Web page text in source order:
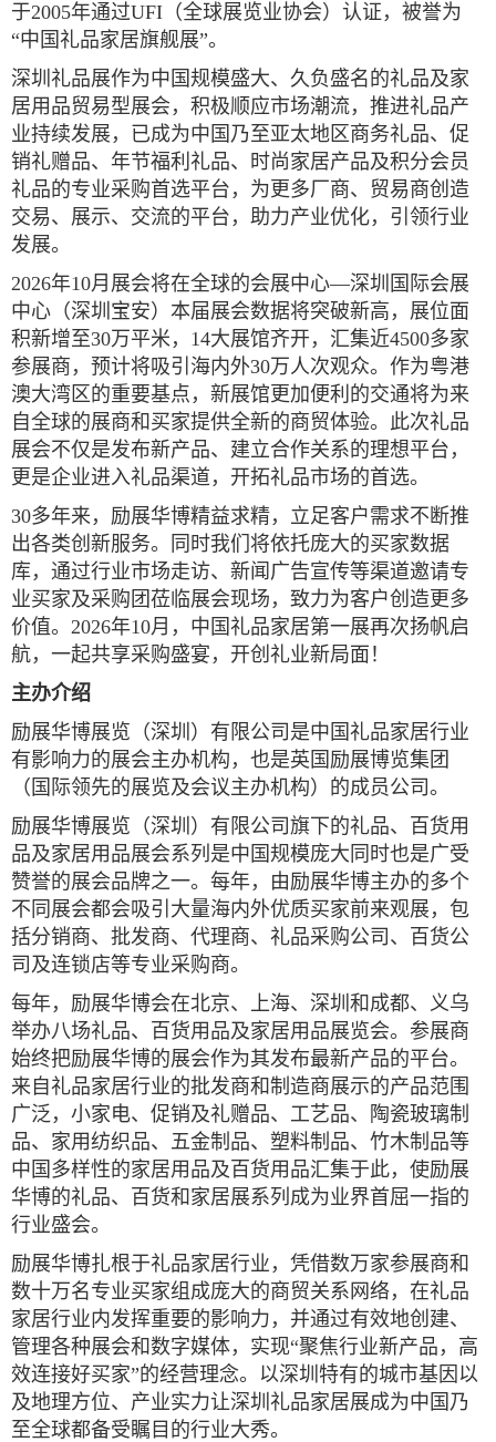
于2005年通过UFI （全球展览业协会）认证，被誉为
“中国礼品家居旗舰展”。
深圳礼品展作为中国规模盛大、久负盛名的礼品及家
居用品贸易型展会，积极顺应市场潮流，推进礼品产
业持续发展，已成为中国乃至亚太地区商务礼品、促
销礼赠品、年节福利礼品、时尚家居产品及积分会员
礼品的专业采购首选平台，为更多厂商、贸易商创造
交易、展示、交流的平台，助力产业优化，引领行业
发展。
2026年10月展会将在全球的会展中心—深圳国际会展
中心（深圳宝安）本届展会数据将突破新高，展位面
积新增至30万平米， 14大展馆齐开，汇集近4500多家
参展商，预计将吸引海内外30万人次观众。作为粤港
澳大湾区的重要基点，新展馆更加便利的交通将为来
自全球的展商和买家提供全新的商贸体验。此次礼品
展会不仅是发布新产品、建立合作关系的理想平台，
更是企业进入礼品渠道，开拓礼品市场的首选。
30多年来，励展华博精益求精，立足客户需求不断推
出各类创新服务。同时我们将依托庞大的买家数据
库，通过行业市场走访、新闻广告宣传等渠道邀请专
业买家及采购团莅临展会现场，致力为客户创造更多
价值。 2026年10月，中国礼品家居第一展再次扬帆启
航，一起共享采购盛宴，开创礼业新局面！
主办介绍
励展华博展览（深圳）有限公司是中国礼品家居行业
有影响力的展会主办机构，也是英国励展博览集团
（国际领先的展览及会议主办机构）的成员公司。
励展华博展览（深圳）有限公司旗下的礼品、百货用
品及家居用品展会系列是中国规模庞大同时也是广受
赞誉的展会品牌之一。每年，由励展华博主办的多个
不同展会都会吸引大量海内外优质买家前来观展，包
括分销商、批发商、代理商、礼品采购公司、百货公
司及连锁店等专业采购商。
每年，励展华博会在北京、上海、深圳和成都、义乌
举办八场礼品、百货用品及家居用品展览会。参展商
始终把励展华博的展会作为其发布最新产品的平台。
来自礼品家居行业的批发商和制造商展示的产品范围
广泛，小家电、促销及礼赠品、工艺品、陶瓷玻璃制
品、家用纺织品、五金制品、塑料制品、竹木制品等
中国多样性的家居用品及百货用品汇集于此，使励展
华博的礼品、百货和家居展系列成为业界首屈一指的
行业盛会。
励展华博扎根于礼品家居行业，凭借数万家参展商和
数十万名专业买家组成庞大的商贸关系网络，在礼品
家居行业内发挥重要的影响力，并通过有效地创建、
管理各种展会和数字媒体，实现“聚焦行业新产品，高
效连接好买家”的经营理念。以深圳特有的城市基因以
及地理方位、产业实力让深圳礼品家居展成为中国乃
至全球都备受瞩目的行业大秀。